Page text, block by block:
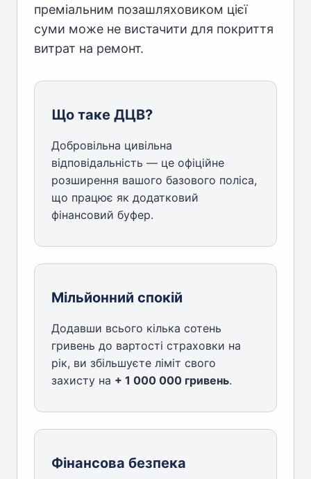
преміальним позашляховиком цієї
суми може не вистачити для покриття
витрат на ремонт.
Що таке ДЦВ?
Добровільна цивільна
відповідальність — це офіційне
розширення вашого базового поліса,
що працює як додатковий
фінансовий буфер.
Мільйонний спокій
Додавши всього кілька сотень
гривень до вартості страховки на
рік, ви збільшуєте ліміт свого
захисту на + 1 000 000 гривень.
Фінансова безпека